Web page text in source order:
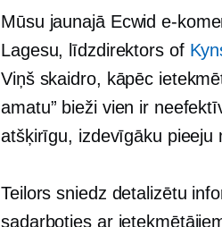
Mūsu jaunajā Ecwid e-
Lagesu, līdzdirektorsof
Viņš skaidro, kāpēc
amatu” bieži vien ir
atšķirīgu, izdevīgāku pieeju
Teilors sniedz detalizētu
sadarboties ar